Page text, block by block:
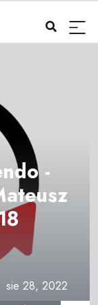
-
sie 28, 2022